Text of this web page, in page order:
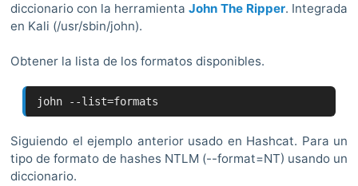
diccionario con la herramienta John The Ripper. Integrada
en Kali (/usr/sbin/john).
Obtener la lista de los formatos disponibles.
john --list=formats
Siguiendo el ejemplo anterior usado en Hashcat. Para un
tipo de formato de hashes NTLM (--format=NT) usando un
diccionario.